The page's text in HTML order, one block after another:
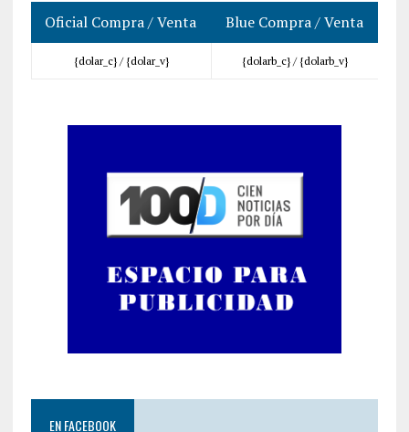
Oficial Compra / Venta
Blue Compra / Venta
{dolar_c} / {dolar_v} {dolarb_c} / {dolarb_v}
EN FACEBOOK